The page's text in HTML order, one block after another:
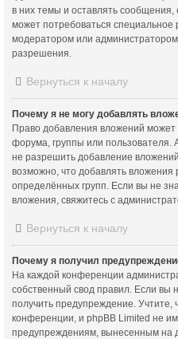
в них темы и оставлять сообщения,
может потребоваться
модератором или
разрешения.
Вернуться к началу
Почему я не могу добавлять
Право добавления вложений может
форума, группы или
не разрешить добавление
возможно, что добавлять
определённых групп. Если вы не
вложения, свяжитесь с
Вернуться к началу
Почему я получил
На каждой конференции
собственный свод правил. Если вы
получить предупреждение.
конференции, и phpBB Limited не
предупреждениям, вынесенным на